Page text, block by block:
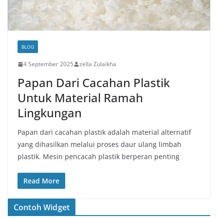
BLOG
4 September 2025 zella Zulaikha
Papan Dari Cacahan Plastik
Untuk Material Ramah
Lingkungan
Papan dari cacahan plastik adalah material alternatif
yang dihasilkan melalui proses daur ulang limbah
plastik. Mesin pencacah plastik berperan penting
Read More
Contoh Widget